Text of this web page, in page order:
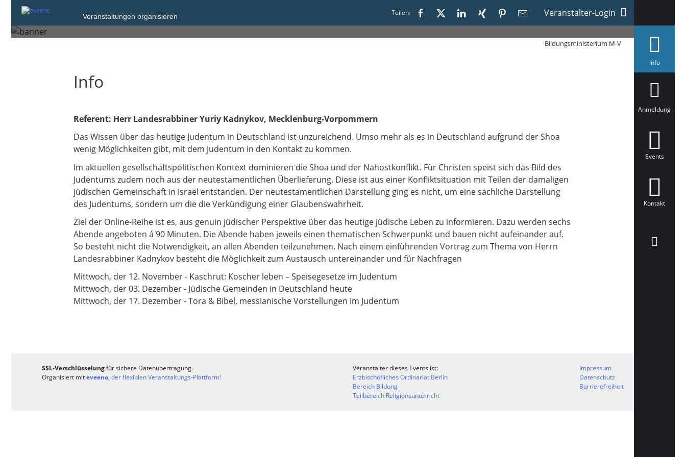
Veranstaltungen organisieren Teilen: Veranstalter-Login
Mittwoch, 12. Nov. 2025 von 19:30 bis 21:00
Bildungsministerium M-V
Infoa
ä
t
Anmeldung
Events
Kontakt
Info
Referent: Herr Landesrabbiner Yuriy Kadnykov, Mecklenburg-Vorpommern
Das Wissen über das heutige Judentum in Deutschland ist unzureichend. Umso mehr als es in Deutschland aufgrund der Shoa
wenig Möglichkeiten gibt, mit dem Judentum in den Kontakt zu kommen.
Im aktuellen gesellschaftspolitischen Kontext dominieren die Shoa und der Nahostkonflikt. Für Christen speist sich das Bild des
Judentums zudem noch aus der neutestamentlichen Überlieferung. Diese ist aus einer Konfliktsituation mit Teilen der damaligen
jüdischen Gemeinschaft in Israel entstanden. Der neutestamentlichen Darstellung ging es nicht, um eine sachliche Darstellung
des Judentums, sondern um die die Verkündigung einer Glaubenswahrheit.
Ziel der Online-Reihe ist es, aus genuin jüdischer Perspektive über das heutige jüdische Leben zu informieren. Dazu werden sechs
Abende angeboten á 90 Minuten. Die Abende haben jeweils einen thematischen Schwerpunkt und bauen nicht aufeinander auf.
So besteht nicht die Notwendigkeit, an allen Abenden teilzunehmen. Nach einem einführenden Vortrag zum Thema von Herrn
Landesrabbiner Kadnykov besteht die Möglichkeit zum Austausch untereinander und für Nachfragen
Mittwoch, der 12. November - Kaschrut: Koscher leben – Speisegesetze im Judentum
Mittwoch, der 03. Dezember - Jüdische Gemeinden in Deutschland heute
Mittwoch, der 17. Dezember - Tora & Bibel, messianische Vorstellungen im Judentum
SSL-Verschlüsselungfür sichere Datenübertragung.
Organisiert miteveeno, der flexiblen Veranstaltungs-Plattform!
Veranstalter dieses Events ist:
Erzbischöfliches Ordinariat Berlin
Bereich Bildung
Teilbereich Religionsunterricht
Impressum
Datenschutz
Barrierefreiheit